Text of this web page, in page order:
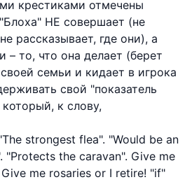
крестиками отмечены
НЕ совершает (не
рассказывает, где они), а
– то, что она делает (берет
семьи и кидает в игрока
свой "показатель
к слову,
strongest flea". "Would be an
"Protects the caravan". Give me
me rosaries or I retire! "if"